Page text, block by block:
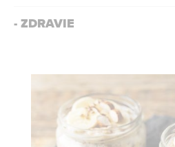
- ZDRAVIE